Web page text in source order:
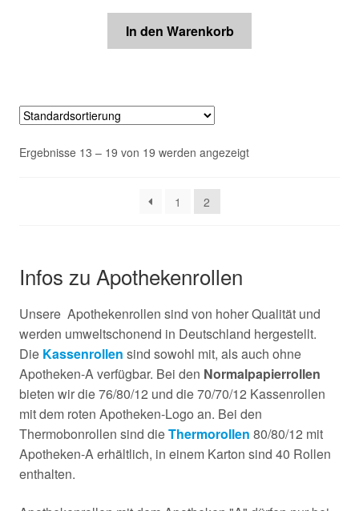
In den Warenkorb
Ergebnisse 13 – 19 von 19 werden angezeigt
1 2
Infos zu Apothekenrollen
Unsere Apothekenrollen sind von hoher Qualität und
werden umweltschonend in Deutschland hergestellt.
Die Kassenrollen sind sowohl mit, als auch ohne
Apotheken-A verfügbar. Bei den Normalpapierrollen
bieten wir die 76/80/12 und die 70/70/12 Kassenrollen
mit dem roten Apotheken-Logo an. Bei den
Thermobonrollen sind dieThermorollen 80/80/12 mit
Apotheken-A erhältlich, in einem Karton sind 40 Rollen
enthalten.